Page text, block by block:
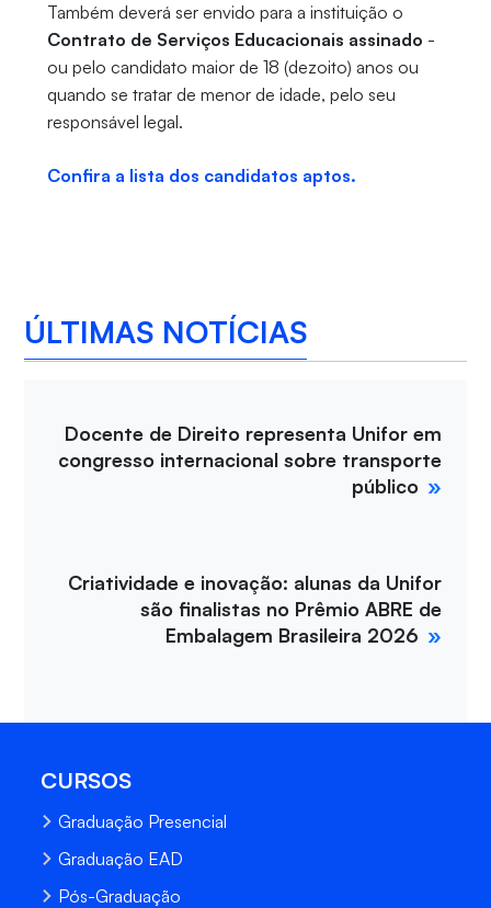
Também deverá ser envido para a instituição o
Contrato de Serviços Educacionais assinado -
ou pelo candidato maior de 18 (dezoito) anos ou
quando se tratar de menor de idade, pelo seu
responsável legal.
Confira a lista dos candidatos aptos.
ÚLTIMAS NOTÍCIAS
Docente de Direito representa Unifor em
congresso internacional sobre transporte
público
Criatividade e inovação: alunas da Unifor
são finalistas no Prêmio ABRE de
Embalagem Brasileira 2026
CURSOS
Graduação Presencial
Graduação EAD
Pós-Graduação